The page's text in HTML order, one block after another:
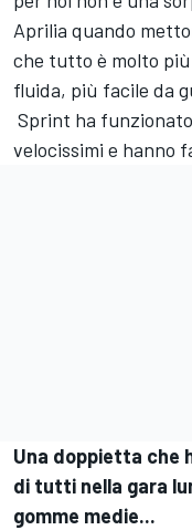
Aprilia quando
che tutto è molto
fluida, più facile da
Sprint ha
velocissimi e hanno
Una doppietta che
di tutti nella gara
gomme medie...